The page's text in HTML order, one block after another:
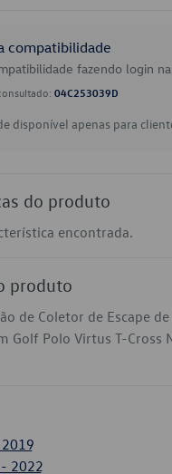
compatibilidade
fazendo login
04C253039D
disponível apenas para
do produto
encontrada.
produto
de Coletor de Escape
Golf Polo Virtus T-Cross
2022